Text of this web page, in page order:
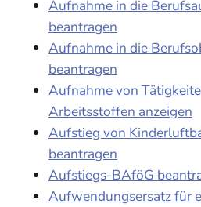
Aufnahme in die
beantragen
Aufnahme in die
beantragen
Aufnahme von
Arbeitsstoffen anzeigen
Aufstieg von
beantragen
Aufstiegs-BAföG
Aufwendungsersatz für